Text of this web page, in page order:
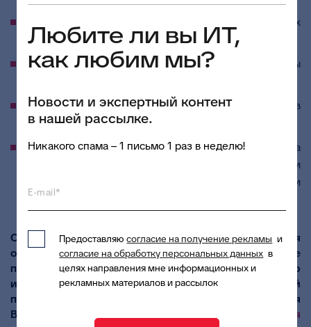
автоматизацию всех основных закупочных
процессов;
надежность и бесперебойность системы
высокую степень защиты информации в
соответствии с требованиями законодательства;
рациональное расходование бюджетных средств за
счет более низкой стоимости внедрения и
сопровождения по сравнению с зарубежными
аналогами.
Стоит отметить, чтоКомпания БФТявляется
официальным дистрибьютором IBS по продаже
платформы «СКАЛА-Р». Узнать более подробную
информацию о конвергентной вычислительной
платформе «СКАЛА-Р» и условиях её приобретения
Вы можете в
Департаменте регионального развития
Любите ли вы ИТ,
как любим мы?
Новости и экспертный контент
в нашей рассылке.
Никакого спама – 1 письмо 1 раз в неделю!
E-mail*
Предоставляюсогласие на получение рекламы и
согласие на обработку персональных данных в
целях направления мне информационных и
рекламных материалов и рассылок